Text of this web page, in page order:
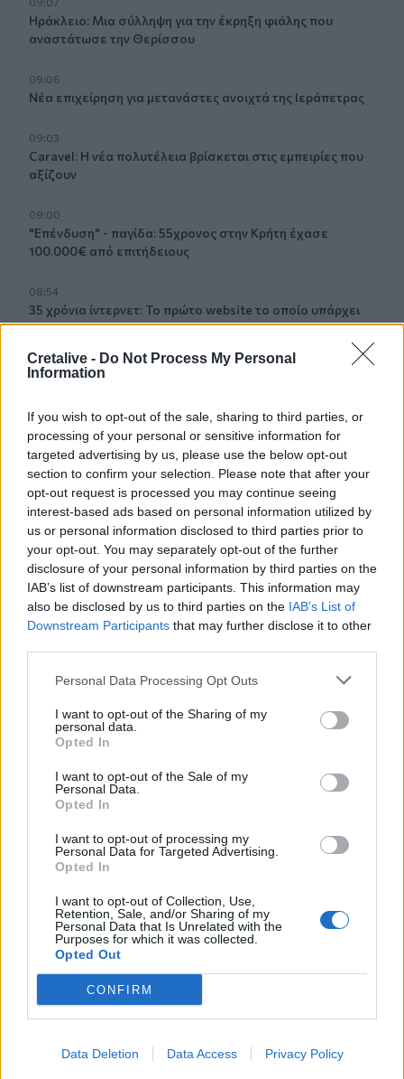
Cretalive - Do Not Process My Personal
Information
If you wish to opt-out of the sale, sharing to third parties, or
processing of your personal or sensitive information for
targeted advertising by us, please use the below opt-out
section to confirm your selection. Please note that after your
opt-out request is processed you may continue seeing
interest-based ads based on personal information utilized by
us or personal information disclosed to third parties prior to
your opt-out. You may separately opt-out of the further
disclosure of your personal information by third parties on the
IAB’s list of downstream participants. This information may
also be disclosed by us to third parties on the IAB’s List of
Downstream Participants that may further disclose it to other
Personal Data Processing Opt Outs
I want to opt-out of the Sharing of my
personal data.
Opted In
I want to opt-out of the Sale of my
Personal Data.
Opted In
I want to opt-out of processing my
Personal Data for Targeted Advertising.
Opted In
I want to opt-out of Collection, Use,
Retention, Sale, and/or Sharing of my
Personal Data that Is Unrelated with the
Purposes for which it was collected.
Opted Out
CONFIRM
Data Deletion Data Access Privacy Policy
Ηράκλειο: Μια σύλληψη για την έκρηξη φιάλης που
αναστάτωσε την Θερίσσου
09:06
Νέα επιχείρηση για μετανάστες ανοιχτά της Ιεράπετρας
09:03
Caravel: Η νέα πολυτέλεια βρίσκεται στις εμπειρίες που
αξίζουν
09:00
"Επένδυση" - παγίδα: 55χρονος στην Κρήτη έχασε
100.000€ από επιτήδειους
08:54
35 χρόνια ίντερνετ: Το πρώτο website το οποίο υπάρχει
ακόμα
08:47
08:40
Νέα δομή φιλοξενίας μεταναστών: Τι προβλέπει η
απόφαση που δημοσιεύθηκε στην Εφημερίδα της
Κυβέρνησης
Η Ρωσία έπληξε δύο πλοία κοντά στο ουκρανικό λιμάνι
της Οδησσού
Ο Σύλλογος Εργαζομένων Πρωτοβάθμιας Φροντίδας
Υγείας Κρήτης αποχαιρετά τον Π. Μαματζάκη
Ελούντα: Ηλικιωμένος απειλούσε να πηδήξει από
μπαλκόνι
08:12
Η ΥΠΑ για τον εξοπλισμό αεροναυτιλίας στο νέο
αεροδρόμιο Καστελλίου
08:06
Σήμερα το τελευταίο αντίο στον Λάκη Χαλκιά
08:00
Πλήθος κόσμου στην προβολή της ταινίας
«Καποδίστριας» στα Υακίνθεια 2026
Σήμερα απολογείται ο 26χρονος Αφγανός για τη
δολοφονία της Βρετανίδας στην Κυψέλη